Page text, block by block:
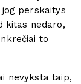
perskaitys
kitas nedaro,
to
nevyksta taip,